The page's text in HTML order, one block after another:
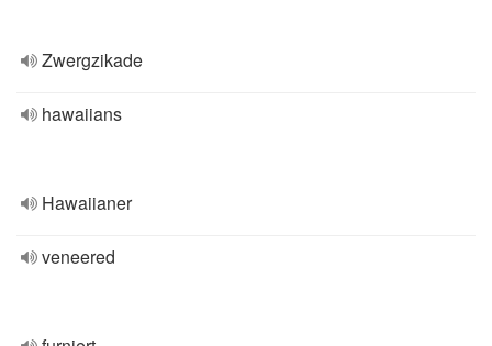
Zwergzikade
hawaiians
Hawaiianer
veneered